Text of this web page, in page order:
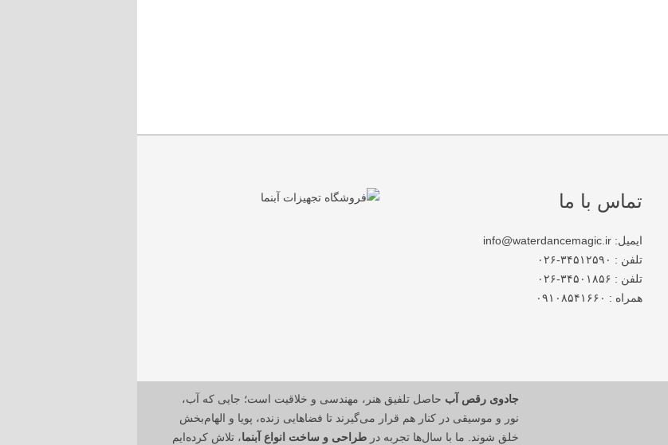
تماس با ما
ایمیل: info@waterdancemagic.ir
تلفن : ۳۴۵۱۲۵۹۰-۰۲۶
تلفن : ۳۴۵۰۱۸۵۶-۰۲۶
همراه : ۰۹۱۰۸۵۴۱۶۶۰
جادوی رقص آب حاصل تلفیق هنر، مهندسی و خلاقیت است؛ جایی که آب،
نور و موسیقی در کنار هم قرار می‌گیرند تا فضاهایی زنده، پویا و الهام‌بخش
خلق شوند. ما با سال‌ها تجربه در طراحی و ساخت انواع آبنما، تلاش کرده‌ایم